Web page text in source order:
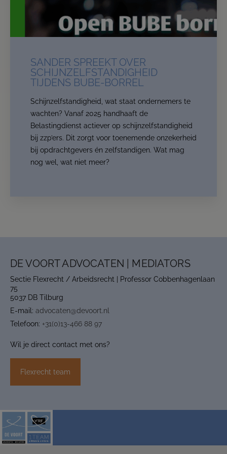
SANDER SPREEKT OVER
SCHIJNZELFSTANDIGHEID
TIJDENS BUBE-BORREL
Schijnzelfstandigheid, wat staat ondernemers te
wachten? Vanaf 2025 handhaaft de
Belastingdienst actiever op schijnzelfstandigheid
bij zzp’ers. Dit zorgt voor toenemende onzekerheid
bij opdrachtgevers én zelfstandigen. Wat mag
nog wel, wat niet meer?
DE VOORT ADVOCATEN | MEDIATORS
Sectie Flexrecht / Arbeidsrecht | Professor Cobbenhagenlaan
75
5037 DB Tilburg
E-mail: advocaten@devoort.nl
Telefoon: +31(0)13-466 88 97
Wil je direct contact met ons?
Flexrecht team
Read more
Contact us